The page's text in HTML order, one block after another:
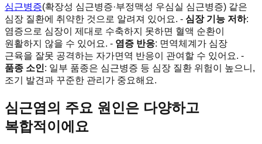
심근병증(확장성 심근병증·부정맥성 우심실 심근병증) 같은
심장 질환에 취약한 것으로 알려져 있어요. - 심장 기능 저하:
염증으로 심장이 제대로 수축하지 못하면 혈액 순환이
원활하지 않을 수 있어요. - 염증 반응: 면역체계가 심장
근육을 잘못 공격하는 자가면역 반응이 관여할 수 있어요. -
품종 소인: 일부 품종은 심근병증 등 심장 질환 위험이 높으니,
조기 발견과 꾸준한 관리가 중요해요.
심근염의 주요 원인은 다양하고
복합적이에요